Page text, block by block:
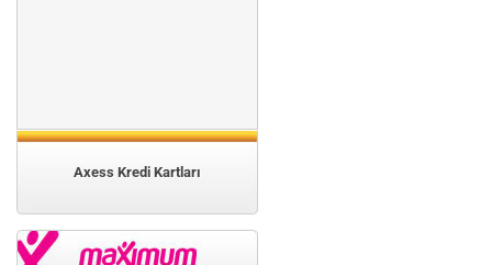
Axess Kredi Kartları